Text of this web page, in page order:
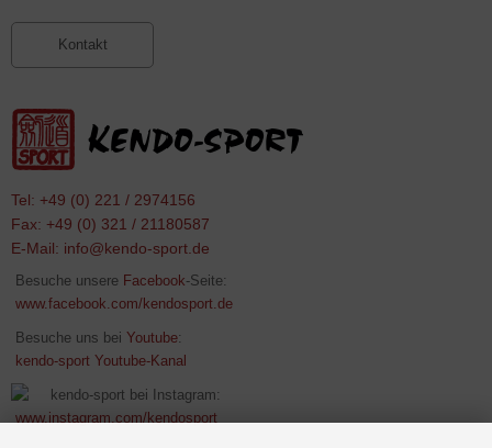
Kontakt
Tel: +49 (0) 221 / 2974156
Fax: +49 (0) 321 / 21180587
E-Mail: info@kendo-sport.de
Besuche unsere Facebook-Seite:
www.facebook.com/kendosport.de
Besuche uns bei Youtube:
kendo-sport Youtube-Kanal
kendo-sport bei Instagram:
www.instagram.com/kendosport